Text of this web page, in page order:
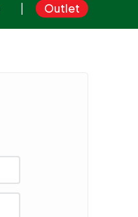
Outlet